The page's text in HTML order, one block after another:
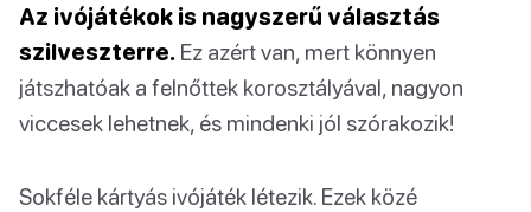
Az ivójátékok is nagyszerű választás
szilveszterre. Ez azért van, mert könnyen
játszhatóak a felnőttek korosztályával, nagyon
viccesek lehetnek, és mindenki jól szórakozik!
Sokféle kártyás ivójáték létezik. Ezek közé